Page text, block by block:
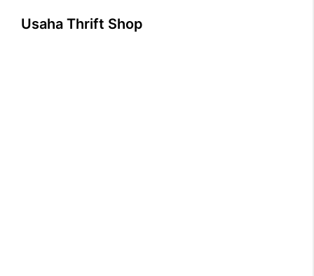
Usaha Thrift Shop